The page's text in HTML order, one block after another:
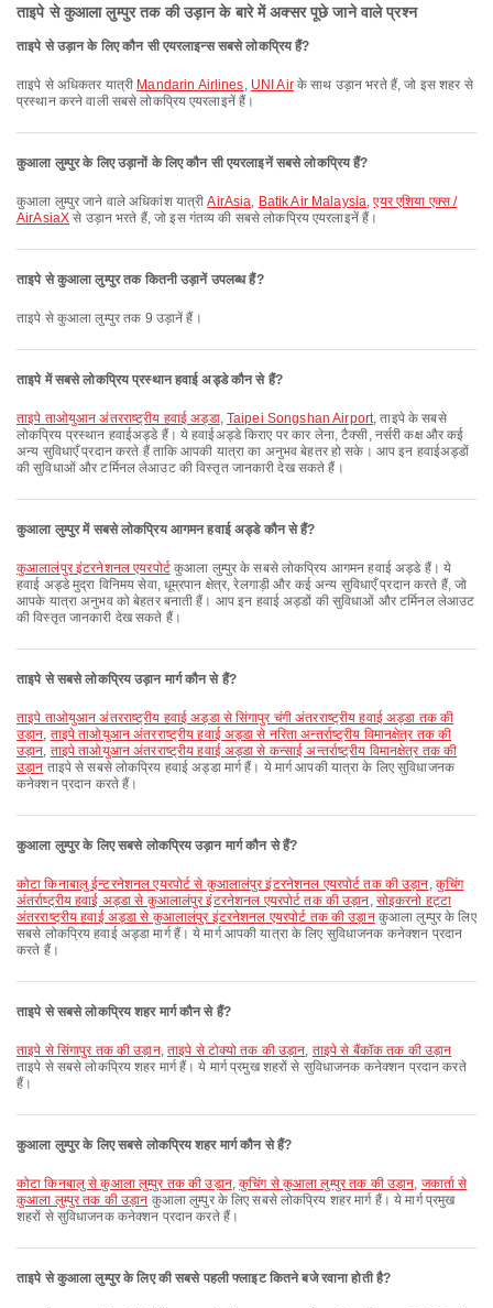
ताइपे से कुआला लुम्पुर तक की उड़ान के बारे में अक्सर पूछे जाने वाले प्रश्न
ताइपे से उड़ान के लिए कौन सी एयरलाइन्स सबसे लोकप्रिय हैं?
ताइपे से अधिकतर यात्री Mandarin Airlines, UNI Airके साथ उड़ान भरते हैं, जो इस शहर से
प्रस्थान करने वाली सबसे लोकप्रिय एयरलाइनें हैं।
कुआला लुम्पुर के लिए उड़ानों के लिए कौन सी एयरलाइनें सबसे लोकप्रिय हैं?
कुआला लुम्पुर जाने वाले अधिकांश यात्रीAirAsia, Batik Air Malaysia,एयर एशिया एक्स /
AirAsiaX से उड़ान भरते हैं, जो इस गंतव्य की सबसे लोकप्रिय एयरलाइनें हैं।
ताइपे से कुआला लुम्पुर तक कितनी उड़ानें उपलब्ध हैं?
ताइपे से कुआला लुम्पुर तक 9 उड़ानें हैं।
ताइपे में सबसे लोकप्रिय प्रस्थान हवाई अड्डे कौन से हैं?
ताइपे ताओयुआन अंतरराष्ट्रीय हवाई अड्डा, Taipei Songshan Airport, ताइपे के सबसे
लोकप्रिय प्रस्थान हवाईअड्डे हैं। ये हवाईअड्डे किराए पर कार लेना, टैक्सी, नर्सरी कक्ष और कई
अन्य सुविधाएँ प्रदान करते हैं ताकि आपकी यात्रा का अनुभव बेहतर हो सके। आप इन हवाईअड्डों
की सुविधाओं और टर्मिनल लेआउट की विस्तृत जानकारी देख सकते हैं।
कुआला लुम्पुर में सबसे लोकप्रिय आगमन हवाई अड्डे कौन से हैं?
कुआलालंपुर इंटरनेशनल एयरपोर्टकुआला लुम्पुर के सबसे लोकप्रिय आगमन हवाई अड्डे हैं। ये
हवाई अड्डे मुद्रा विनिमय सेवा, धूम्रपान क्षेत्र, रेलगाड़ी और कई अन्य सुविधाएँ प्रदान करते हैं, जो
आपके यात्रा अनुभव को बेहतर बनाती हैं। आप इन हवाई अड्डों की सुविधाओं और टर्मिनल लेआउट
की विस्तृत जानकारी देख सकते हैं।
ताइपे से सबसे लोकप्रिय उड़ान मार्ग कौन से हैं?
ताइपे ताओयुआन अंतरराष्ट्रीय हवाई अड्डा से सिंगापुर चंगी अंतरराष्ट्रीय हवाई अड्डा तक की
उड़ान, ताइपे ताओयुआन अंतरराष्ट्रीय हवाई अड्डा से नरिता अन्तर्राष्ट्रीय विमानक्षेत्र तक की
उड़ान, ताइपे ताओयुआन अंतरराष्ट्रीय हवाई अड्डा से कन्साई अन्तर्राष्ट्रीय विमानक्षेत्र तक की
उड़ान ताइपे से सबसे लोकप्रिय हवाई अड्डा मार्ग हैं। ये मार्ग आपकी यात्रा के लिए सुविधाजनक
कनेक्शन प्रदान करते हैं।
कुआला लुम्पुर के लिए सबसे लोकप्रिय उड़ान मार्ग कौन से हैं?
कोटा किनाबालु ईन्टरनेशनल एयरपोर्ट से कुआलालंपुर इंटरनेशनल एयरपोर्ट तक की उड़ान, कुचिंग
अंतर्राष्ट्रीय हवाई अड्डा से कुआलालंपुर इंटरनेशनल एयरपोर्ट तक की उड़ान, सोइकरनो हट्टा
अंतरराष्ट्रीय हवाई अड्डा से कुआलालंपुर इंटरनेशनल एयरपोर्ट तक की उड़ानकुआला लुम्पुर के लिए
सबसे लोकप्रिय हवाई अड्डा मार्ग हैं। ये मार्ग आपकी यात्रा के लिए सुविधाजनक कनेक्शन प्रदान
करते हैं।
ताइपे से सबसे लोकप्रिय शहर मार्ग कौन से हैं?
ताइपे से सिंगापुर तक की उड़ान, ताइपे से टोक्यो तक की उड़ान, ताइपे से बैंकॉक तक की उड़ान
ताइपे से सबसे लोकप्रिय शहर मार्ग हैं। ये मार्ग प्रमुख शहरों से सुविधाजनक कनेक्शन प्रदान करते
हैं।
कुआला लुम्पुर के लिए सबसे लोकप्रिय शहर मार्ग कौन से हैं?
कोटा किनबालु से कुआला लुम्पुर तक की उड़ान,कुचिंग से कुआला लुम्पुर तक की उड़ान, जकार्ता से
कुआला लुम्पुर तक की उड़ान कुआला लुम्पुर के लिए सबसे लोकप्रिय शहर मार्ग हैं। ये मार्ग प्रमुख
शहरों से सुविधाजनक कनेक्शन प्रदान करते हैं।
ताइपे से कुआला लुम्पुर के लिए की सबसे पहली फ्लाइट कितने बजे रवाना होती है?